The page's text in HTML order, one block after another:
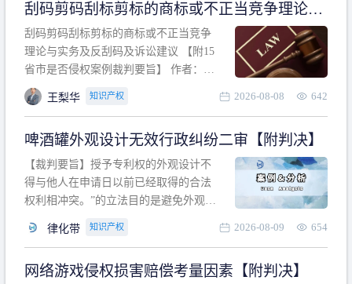
刮码剪码刮标剪标的商标或不正当竞争理论与
实务及反刮码及诉讼建议 【附15省市是否侵权
案例裁判要旨】
刮码剪码刮标剪标的商标或不正当竞争
理论与实务及反刮码及诉讼建议 【附15
省市是否侵权案例裁判要旨】 作者：浙
江杭知桥律师事务所 王梨华 周靖超 【导
读】 第一部分：刮码剪码刮标剪标的商
诉讼建议 第二部分：15省市是否侵权案
例的裁判要旨 目录 第一部分、刮码剪码
刮
王梨华 知识产权 2026-08-08 642
啤酒罐外观设计无效行政纠纷二审【附判决】
【裁判要旨】授予专利权的外观设计不
得与他人在申请日以前已经取得的合法
权利相冲突。”的立法目的是避免外观设
冲突。基于此，凡是因该外观设计的实
于该款规定的规制范畴。“合法权利”不宜
律化带 知识产权 2026-08-09 654
网络游戏侵权损害赔偿考量因素【附判决】